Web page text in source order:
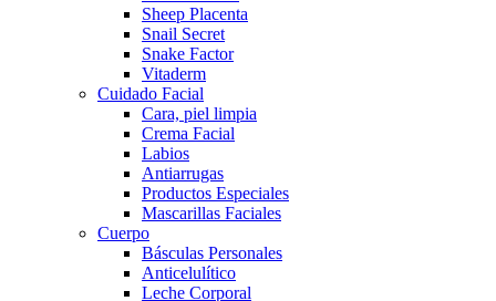
Sheep Placenta
Snail Secret
Snake Factor
Vitaderm
Cuidado Facial
Cara, piel limpia
Crema Facial
Labios
Antiarrugas
Productos Especiales
Mascarillas Faciales
Cuerpo
Básculas Personales
Anticelulítico
Leche Corporal